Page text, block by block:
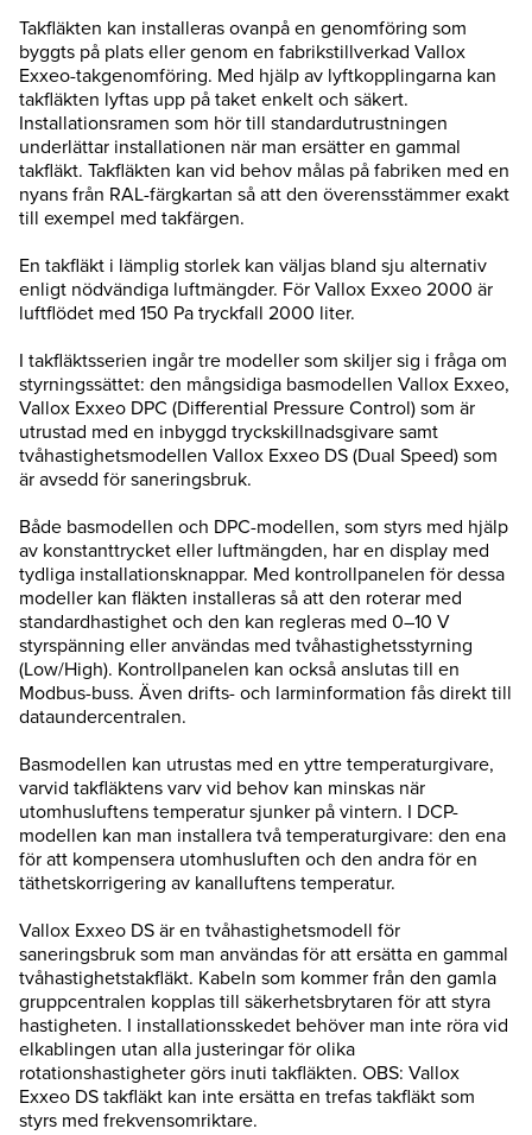
Takfläkten kan installeras ovanpå en genomföring som
byggts på plats eller genom en fabrikstillverkad Vallox
Exxeo-takgenomföring. Med hjälp av lyftkopplingarna kan
takfläkten lyftas upp på taket enkelt och säkert.
Installationsramen som hör till standardutrustningen
underlättar installationen när man ersätter en gammal
takfläkt. Takfläkten kan vid behov målas på fabriken med en
nyans från RAL-färgkartan så att den överensstämmer exakt
till exempel med takfärgen.
En takfläkt i lämplig storlek kan väljas bland sju alternativ
enligt nödvändiga luftmängder. För Vallox Exxeo 2000 är
luftflödet med 150 Pa tryckfall 2000 liter.
I takfläktsserien ingår tre modeller som skiljer sig i fråga om
styrningssättet: den mångsidiga basmodellen Vallox Exxeo,
Vallox Exxeo DPC (Differential Pressure Control) som är
utrustad med en inbyggd tryckskillnadsgivare samt
tvåhastighetsmodellen Vallox Exxeo DS (Dual Speed) som
är avsedd för saneringsbruk.
Både basmodellen och DPC-modellen, som styrs med hjälp
av konstanttrycket eller luftmängden, har en display med
tydliga installationsknappar. Med kontrollpanelen för dessa
modeller kan fläkten installeras så att den roterar med
standardhastighet och den kan regleras med 0–10 V
styrspänning eller användas med tvåhastighetsstyrning
(Low/High). Kontrollpanelen kan också anslutas till en
Modbus-buss. Även drifts- och larminformation fås direkt till
dataundercentralen.
Basmodellen kan utrustas med en yttre temperaturgivare,
varvid takfläktens varv vid behov kan minskas när
utomhusluftens temperatur sjunker på vintern. I DCP-
modellen kan man installera två temperaturgivare: den ena
för att kompensera utomhusluften och den andra för en
täthetskorrigering av kanalluftens temperatur.
Vallox Exxeo DS är en tvåhastighetsmodell för
saneringsbruk som man användas för att ersätta en gammal
tvåhastighetstakfläkt. Kabeln som kommer från den gamla
gruppcentralen kopplas till säkerhetsbrytaren för att styra
hastigheten. I installationsskedet behöver man inte röra vid
elkablingen utan alla justeringar för olika
rotationshastigheter görs inuti takfläkten. OBS: Vallox
Exxeo DS takfläkt kan inte ersätta en trefas takfläkt som
styrs med frekvensomriktare.